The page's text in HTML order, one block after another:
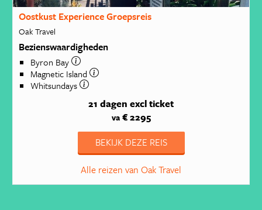
Oostkust Experience Groepsreis
Oak Travel
Bezienswaardigheden
Byron Bay
Magnetic Island
Whitsundays
21 dagen excl ticket
va€ 2295
BEKIJK DEZE REIS
Alle reizen van Oak Travel